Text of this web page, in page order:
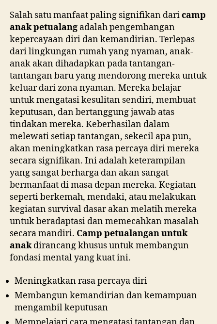
Salah satu manfaat paling signifikan daricamp
anak petualang adalah pengembangan
kepercayaan diri dan kemandirian. Terlepas
dari lingkungan rumah yang nyaman, anak-
anak akan dihadapkan pada tantangan-
tantangan baru yang mendorong mereka untuk
keluar dari zona nyaman. Mereka belajar
untuk mengatasi kesulitan sendiri, membuat
keputusan, dan bertanggung jawab atas
tindakan mereka. Keberhasilan dalam
melewati setiap tantangan, sekecil apa pun,
akan meningkatkan rasa percaya diri mereka
secara signifikan. Ini adalah keterampilan
yang sangat berharga dan akan sangat
bermanfaat di masa depan mereka. Kegiatan
seperti berkemah, mendaki, atau melakukan
kegiatan survival dasar akan melatih mereka
untuk beradaptasi dan memecahkan masalah
secara mandiri. Camp petualangan untuk
anakdirancang khusus untuk membangun
fondasi mental yang kuat ini.
Meningkatkan rasa percaya diri
Membangun kemandirian dan kemampuan
mengambil keputusan